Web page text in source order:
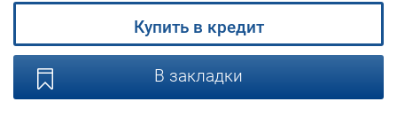
Купить в кредит
В закладки